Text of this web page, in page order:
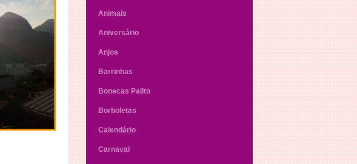
Animais
Aniversário
Anjos
Barrinhas
Bonecas Palito
Borboletas
Calendário
Carnaval